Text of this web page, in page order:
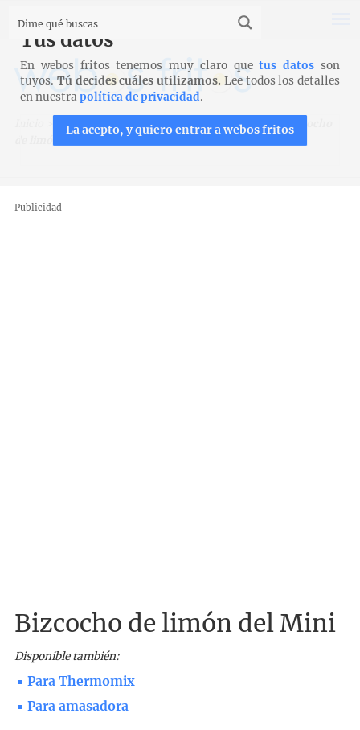
Recetas Bizcochos, magdalenas y galletas >
de limón del Mini
Publicidad
Bizcocho de limón del Mini
Disponible también:
Para Thermomix
Para amasadora
Tus datos
En webos fritos tenemos muy claro quetus datos son
tuyos. Tú decides cuáles utilizamos. Lee todos los detalles
en nuestrapolítica de privacidad.
La acepto, y quiero entrar a webos fritos